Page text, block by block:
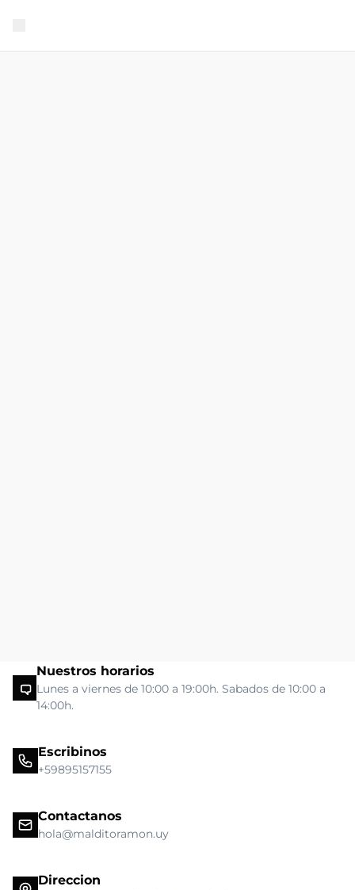
Nuestros horarios
Lunes a viernes de 10:00 a 19:00h. Sabados de 10:00 a
14:00h.
Escribinos
+59895157155
Contactanos
hola@malditoramon.uy
Direccion